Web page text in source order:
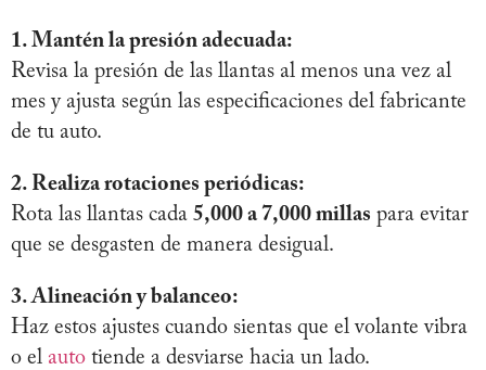
1. Mantén la presión adecuada:
Revisa la presión de las llantas al menos una vez al
mes y ajusta según las especificaciones del fabricante
de tu auto.
2. Realiza rotaciones periódicas:
Rota las llantas cada 5,000 a 7,000 millas para evitar
que se desgasten de manera desigual.
3. Alineación y balanceo:
Haz estos ajustes cuando sientas que el volante vibra
o el auto tiende a desviarse hacia un lado.